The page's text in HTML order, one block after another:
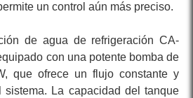
un control aún más preciso.
de agua de refrigeración CA-
con una potente bomba de
que ofrece un flujo constante y
sistema. La capacidad del tanque